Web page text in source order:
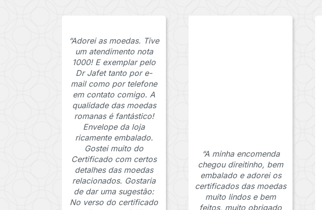
“Adorei as moedas. Tive
um atendimento nota
1000! E exemplar pelo
Dr Jafet tanto por e-
mail como por telefone
em contato comigo. A
qualidade das moedas
romanas é fantástico!
Envelope da loja
ricamente embalado.
Gostei muito do
Certificado com certos
detalhes das moedas
relacionados. Gostaria
de dar uma sugestão:
No verso do certificado
“A minha encomenda
chegou direitinho, bem
embalado e adorei os
certificados das moedas
muito lindos e bem
feitos, muito obrigado